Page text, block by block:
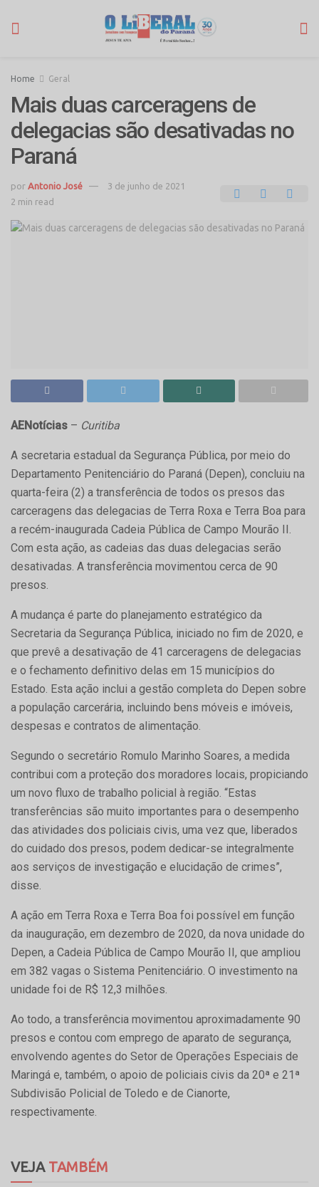
Home Geral
Mais duas carceragens de
delegacias são desativadas no
Paraná
por Antonio José
3 de junho de 2021
2 min read
AENotícias – Curitiba
A secretaria estadual da Segurança Pública, por meio do
Departamento Penitenciário do Paraná (Depen), concluiu na
quarta-feira (2) a transferência de todos os presos das
carceragens das delegacias de Terra Roxa e Terra Boa para
a recém-inaugurada Cadeia Pública de Campo Mourão II.
Com esta ação, as cadeias das duas delegacias serão
desativadas. A transferência movimentou cerca de 90
presos.
A mudança é parte do planejamento estratégico da
Secretaria da Segurança Pública, iniciado no fim de 2020, e
que prevê a desativação de 41 carceragens de delegacias
e o fechamento definitivo delas em 15 municípios do
Estado. Esta ação inclui a gestão completa do Depen sobre
a população carcerária, incluindo bens móveis e imóveis,
despesas e contratos de alimentação.
Segundo o secretário Romulo Marinho Soares, a medida
contribui com a proteção dos moradores locais, propiciando
um novo fluxo de trabalho policial à região. “Estas
transferências são muito importantes para o desempenho
das atividades dos policiais civis, uma vez que, liberados
do cuidado dos presos, podem dedicar-se integralmente
aos serviços de investigação e elucidação de crimes”,
disse.
A ação em Terra Roxa e Terra Boa foi possível em função
da inauguração, em dezembro de 2020, da nova unidade do
Depen, a Cadeia Pública de Campo Mourão II, que ampliou
em 382 vagas o Sistema Penitenciário. O investimento na
unidade foi de R$ 12,3 milhões.
Ao todo, a transferência movimentou aproximadamente 90
presos e contou com emprego de aparato de segurança,
envolvendo agentes do Setor de Operações Especiais de
Maringá e, também, o apoio de policiais civis da 20ª e 21ª
Subdivisão Policial de Toledo e de Cianorte,
respectivamente.
VEJATAMBÉM